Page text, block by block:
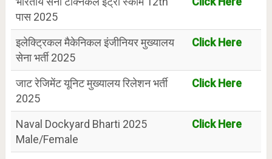
पास 2025
इलेक्ट्रिकल मैकेनिकल इंजीनियर मुख्यालय
सेना भर्ती 2025
Click Here
जाट रेजिमेंट यूनिट मुख्यालय रिलेशन भर्ती
2025
Click Here
Naval Dockyard Bharti 2025
Male/Female
Click Here